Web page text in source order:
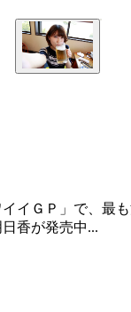
イイＧＰ」で、最
香が発売中...